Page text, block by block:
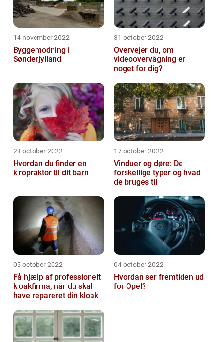
14 november 2022
Byggemodning i
Sønderjylland
31 october 2022
Overvejer du, om
videoovervågning er
noget for dig?
28 october 2022
Hvordan du finder en
kiropraktor til dit barn
17 october 2022
Vinduer og døre: De
forskellige typer og hvad
de bruges til
05 october 2022
Få hjælp af professionelt
kloakfirma, når du skal
have repareret din kloak
04 october 2022
Hvordan ser fremtiden ud
for Opel?